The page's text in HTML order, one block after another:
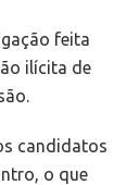
feita
ilícita de
candidatos
o que